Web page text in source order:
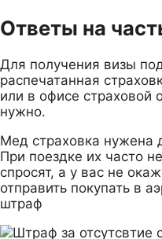
Ответы на
Для получения визы
распечатанная
или в офисе страховой
нужно.
Мед страховка нужена
При поездке их часто
спросят, а у вас не
отправить покупать в
штраф